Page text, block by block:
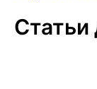
Статьи